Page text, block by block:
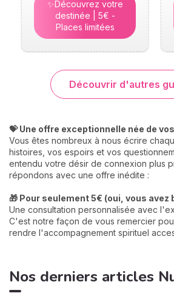
✨Découvrez votre
destinée | 5€ -
Places limitées
Découvrir d'autres
💝 Une offre exceptionnelle née de
Vous êtes nombreux à nous écrire
histoires, vos espoirs et vos
entendu votre désir de connexion plus
répondons avec une offre inédite :
🎁 Pour seulement 5€ (oui, vous avez
Une consultation personnalisée avec
C'est notre façon de vous remercier
rendre l'accompagnement spirituel
Nos derniers articles